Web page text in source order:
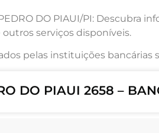
DO PIAUI/PI: Descubra
serviços disponíveis.
pelas instituições bancárias
DO PIAUI 2658 –